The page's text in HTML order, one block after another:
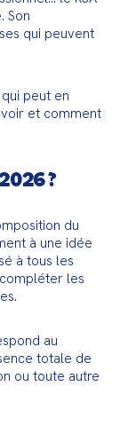
Son
qui peuvent
peut en
et comment
?
du
à une idée
à tous les
les
au
totale de
ou toute autre